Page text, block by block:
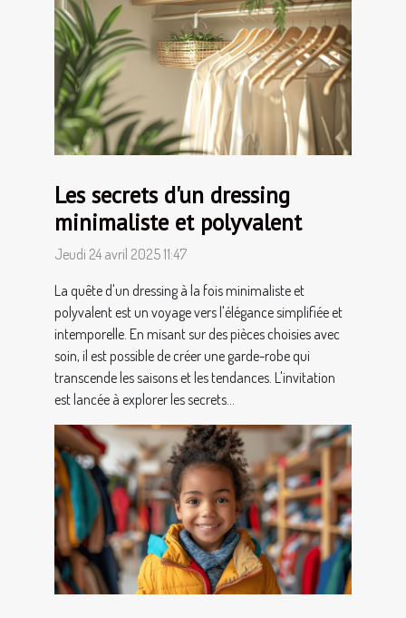
Les secrets d'un dressing
minimaliste et polyvalent
Jeudi 24 avril 2025 11:47
La quête d'un dressing à la fois minimaliste et
polyvalent est un voyage vers l'élégance simplifiée et
intemporelle. En misant sur des pièces choisies avec
soin, il est possible de créer une garde-robe qui
transcende les saisons et les tendances. L'invitation
est lancée à explorer les secrets...